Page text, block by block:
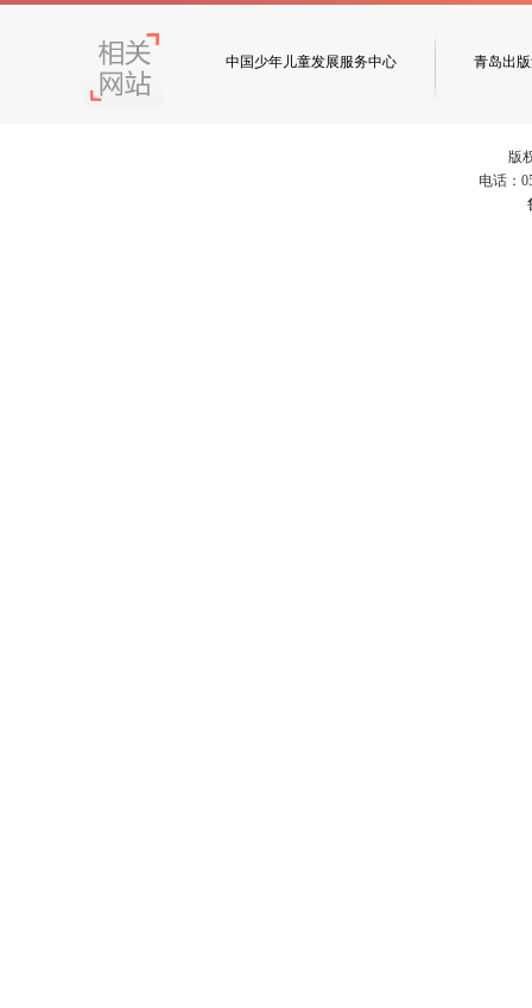
中国少年儿童发展服务中心 青岛出
版
电话：